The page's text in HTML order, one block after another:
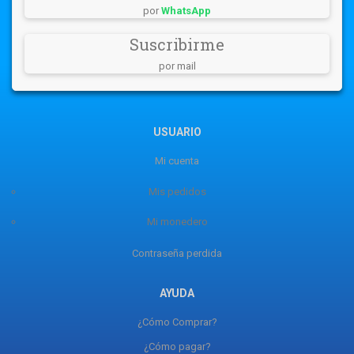
por WhatsApp
Suscribirme
por mail
USUARIO
Mi cuenta
Mis pedidos
Mi monedero
Contraseña perdida
AYUDA
¿Cómo Comprar?
¿Cómo pagar?